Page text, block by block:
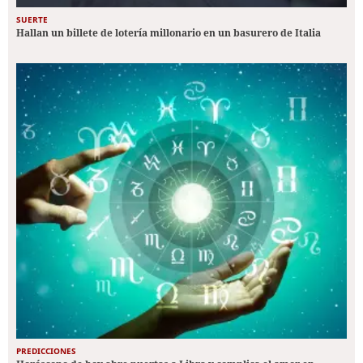
SUERTE
Hallan un billete de lotería millonario en un basurero de Italia
PREDICCIONES